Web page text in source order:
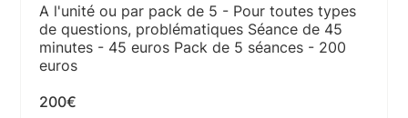
A l'unité ou par pack de 5 - Pour toutes types
de questions, problématiques Séance de 45
minutes - 45 euros Pack de 5 séances - 200
euros
200€